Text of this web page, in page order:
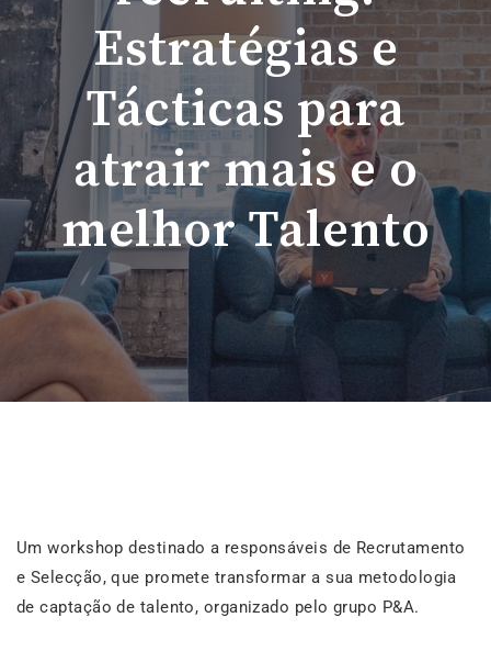
Estratégias e
Tácticas para
atrair mais e o
melhor Talento
Um workshop destinado a responsáveis de Recrutamento
e Selecção, que promete transformar a sua metodologia
de captação de talento, organizado pelo grupo P&A.